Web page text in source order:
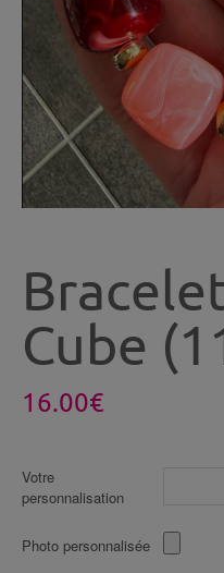
Cube
16.00€
Votre
personnalisation
Photo personnalisée